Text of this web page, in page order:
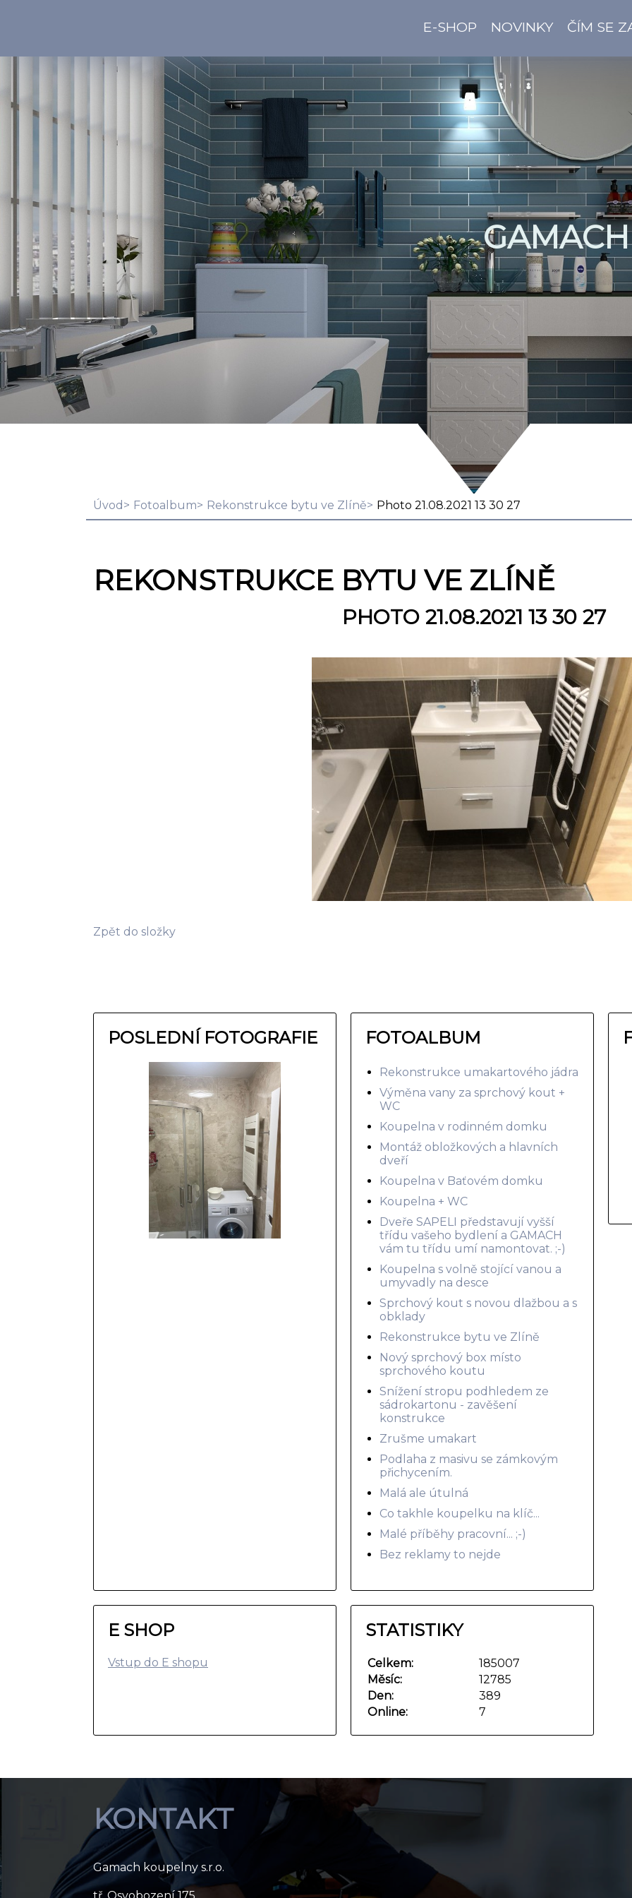
E-SHOP NOVINKY ČÍM SE
Úvod Fotoalbum Rekonstrukce bytu ve Zlíně Photo 21.08.2021 13 30 27
REKONSTRUKCE BYTU VE ZLÍNĚ
PHOTO 21.08.2021 13 30 27
Zpět do složky
POSLEDNÍ FOTOGRAFIE FOTOALBUM
Rekonstrukce umakartového jádra
Výměna vany za sprchový kout +
WC
Koupelna v rodinném domku
Montáž obložkových a hlavních
dveří
Koupelna v Baťovém domku
Koupelna + WC
Dveře SAPELI představují vyšší
třídu vašeho bydlení a GAMACH
vám tu třídu umí namontovat. ;-)
Koupelna s volně stojící vanou a
umyvadly na desce
Sprchový kout s novou dlažbou a s
obklady
Rekonstrukce bytu ve Zlíně
Nový sprchový box místo
sprchového koutu
Snížení stropu podhledem ze
sádrokartonu - zavěšení
konstrukce
Zrušme umakart
Podlaha z masivu se zámkovým
přichycením.
Malá ale útulná
Co takhle koupelku na klíč...
Malé příběhy pracovní... ;-)
Bez reklamy to nejde
E SHOP
Vstup do E shopu
STATISTIKY
Online: 7
Celkem:
185007
Měsíc:
12785
Den:
389
KONTAKT
Gamach koupelny s.r.o.